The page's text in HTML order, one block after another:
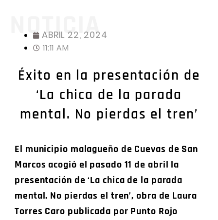
NOTICIA
ABRIL 22, 2024
11:11 AM
Éxito en la presentación de
‘La chica de la parada
mental. No pierdas el tren’
El municipio malagueño de Cuevas de San
Marcos acogió el pasado 11 de abril la
presentación de ‘La chica de la parada
mental. No pierdas el tren’, obra de Laura
Torres Caro publicada por Punto Rojo